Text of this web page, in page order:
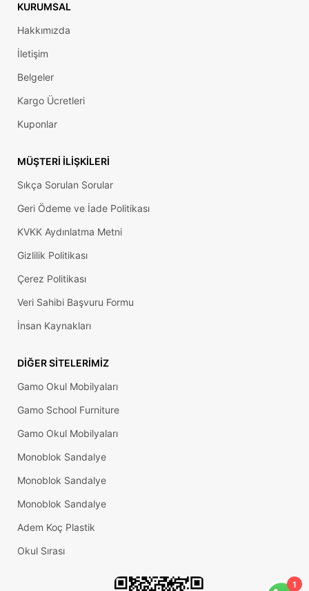
KURUMSAL
Hakkımızda
İletişim
Belgeler
Kargo Ücretleri
Kuponlar
MÜŞTERI İLIŞKILERI
Sıkça Sorulan Sorular
Geri Ödeme ve İade Politikası
KVKK Aydınlatma Metni
Gizlilik Politikası
Çerez Politikası
Veri Sahibi Başvuru Formu
İnsan Kaynakları
DIĞER SITELERIMIZ
Gamo Okul Mobilyaları
Gamo School Furniture
Gamo Okul Mobilyaları
Monoblok Sandalye
Monoblok Sandalye
Monoblok Sandalye
Adem Koç Plastik
Okul Sırası
1